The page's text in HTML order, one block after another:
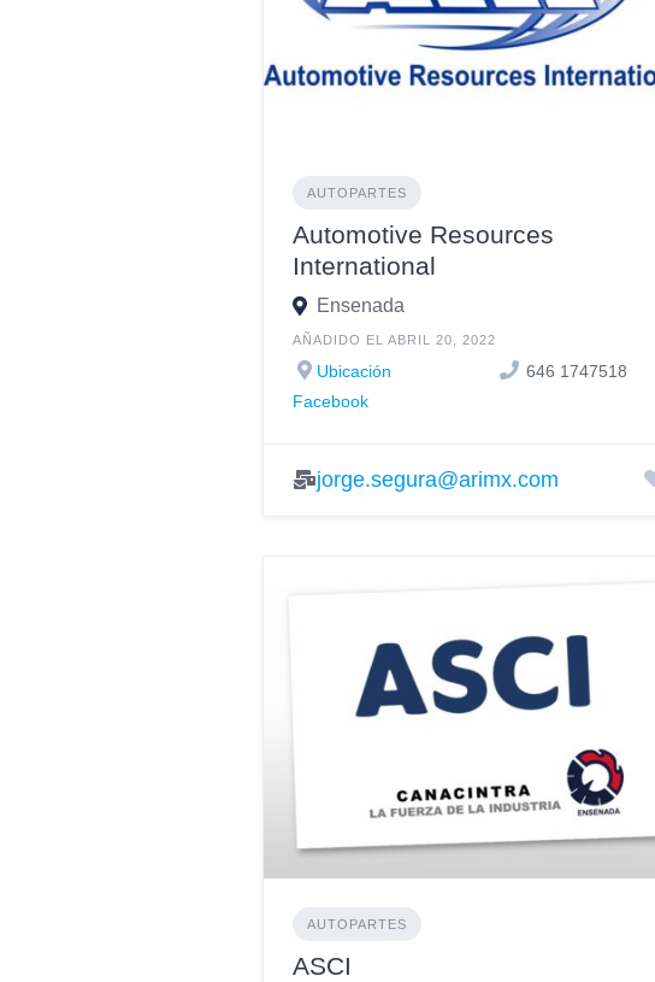
AUTOPARTES
Automotive Resources
International
Ensenada
AÑADIDO EL ABRIL 20, 2022
Ubicación
646 1747518
Facebook
jorge.segura@arimx.com
AUTOPARTES
ASCI